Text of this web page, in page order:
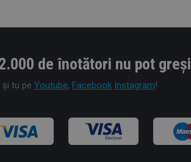
de înotători nu pot greși
tu pe Youtube, Facebook Instagram!